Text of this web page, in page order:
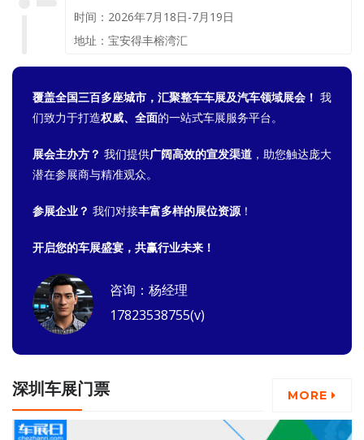
时间：2026年7月18日-7月19日
地址：宝安得丰榕湾汇
覆盖全国三百多座城市，汇聚整车车展及汽车领域展会！ 我
们致力于打造权威、全面的一站式车展服务平台。
展会主办方？ 我们提供广阔高效的宣发渠道 ，助您触达庞大
潜在参展商与精准观众。
参展企业？ 我们对接丰富多样的展位资源！
开启您的车展盛宴，共赢行业未来！
咨询：杨经理
17823538755(v)
深圳车展门票 MORE